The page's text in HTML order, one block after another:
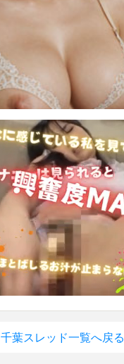
千葉スレッド一覧へ戻る